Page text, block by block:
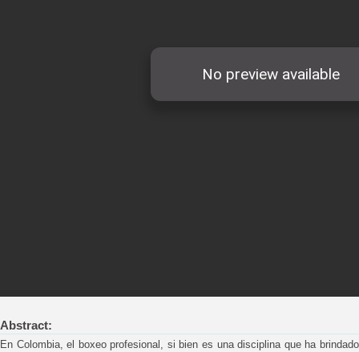
Abstract:
En Colombia, el boxeo profesional, si bien es una disciplina que ha